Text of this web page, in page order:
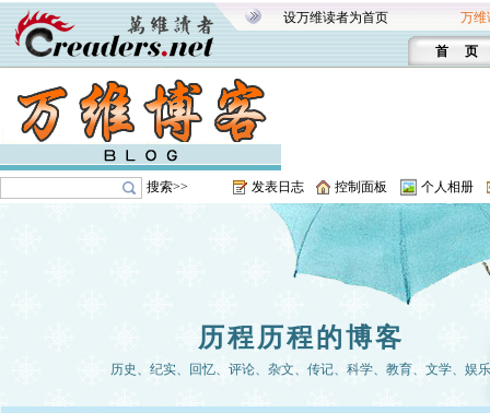
设万维读者为首页 万维
首 页
搜索>> 发表日志 控制面板 个人相册
历程历程的博客
历史、纪实、回忆、评论、杂文、传记、科学、教育、文学、娱乐